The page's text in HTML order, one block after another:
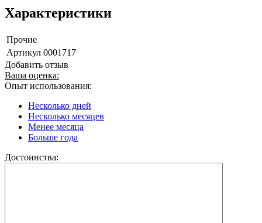
Характеристики
Прочие
Артикул 0001717
Добавить отзыв
Ваша оценка:
Опыт использования:
Несколько дней
Несколько месяцев
Менее месяца
Больше года
Достоинства: